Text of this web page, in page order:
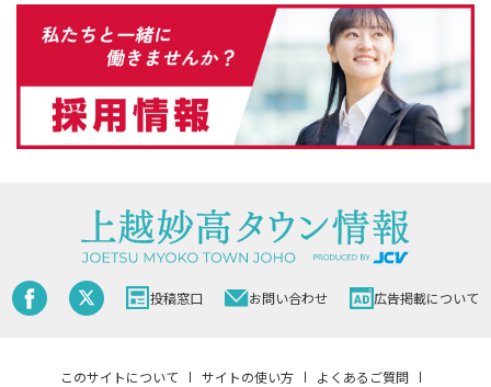
投稿窓口 お問い合わせ 広告掲載について
このサイトについて サイトの使い方 よくあるご質問